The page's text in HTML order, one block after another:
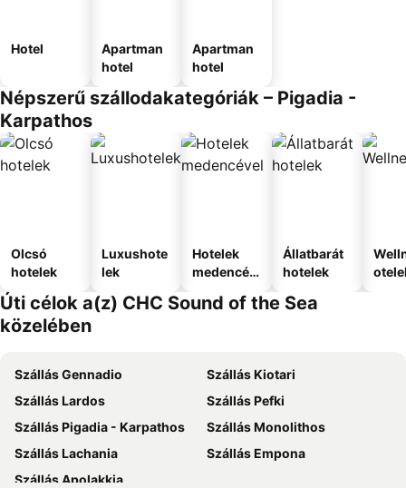
Hotel
Apartman
hotel
Apartman
hotel
Népszerű szállodakategóriák – Pigadia -
Karpathos
Olcsó
hotelek
Luxushote
lek
Hotelek
medencév
Állatbarát
hotelek
Úti célok a(z) CHC Sound of the Sea
közelében
Szállás Gennadio
Szállás Kiotari
Szállás Lardos
Szállás Pefki
Szállás Pigadia - Karpathos
Szállás Monolithos
Szállás Lachania
Szállás Empona
Szállás Apolakkia